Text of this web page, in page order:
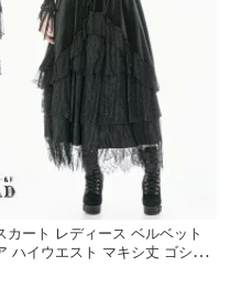
ート レディース ベルベット
ハイウエスト マキシ丈 ゴシッ
コスプレ ヴィジュアル系 地